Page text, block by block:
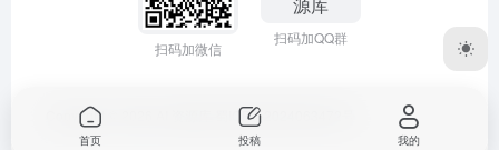
扫码加微信
扫码加QQ群
Copyright © 2026 蜀ICP备2024063472号
首页 投稿 我的